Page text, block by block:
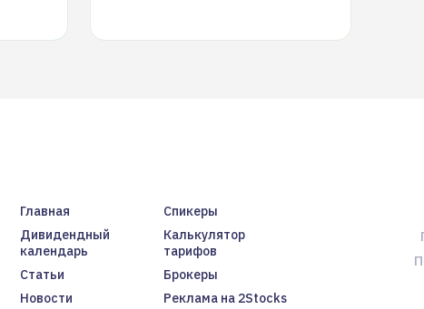
Главная
Спикеры
Дивидендный
календарь
Калькулятор
тарифов
Статьи
Брокеры
Новости
Реклама на 2Stocks